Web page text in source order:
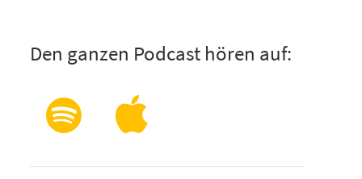
Den ganzen Podcast hören auf: